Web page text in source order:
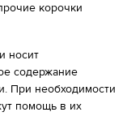
корочки
носит
содержание
При необходимости
помощь в их